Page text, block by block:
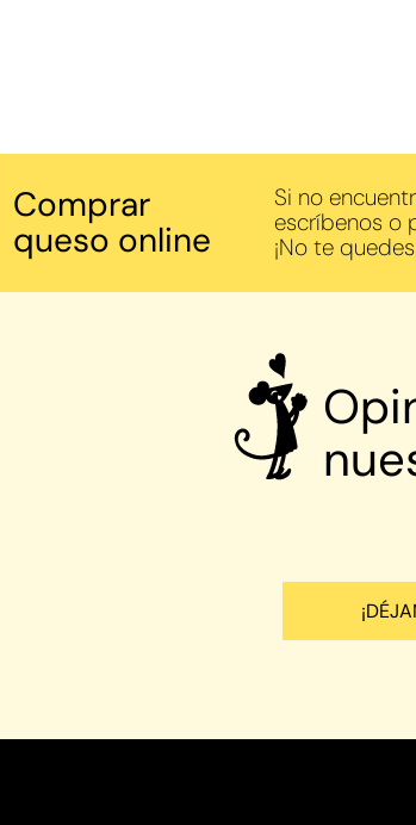
Comprar
queso online
Si no
escríbenos o
¡No te